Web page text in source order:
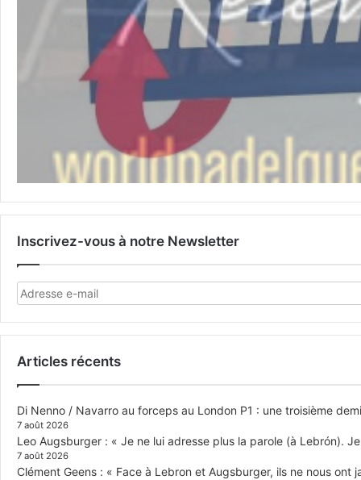
Inscrivez-vous à notre Newsletter
Articles récents
Di Nenno / Navarro au forceps au London P1 : une troisième
7 août 2026
Leo Augsburger : « Je ne lui adresse plus la parole (à Lebrón).
7 août 2026
Clément Geens : « Face à Lebron et Augsburger, ils ne nous ont